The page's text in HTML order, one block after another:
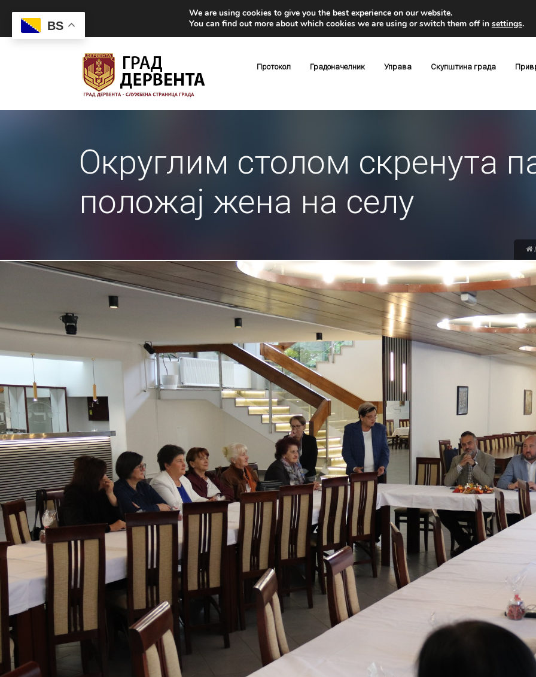
Протокол Градоначелник Управа Скупштина града
Округлим столом скренута
положај жена на селу
BS
We are using cookies to give you the best experience on our website.
You can find out more about which cookies we are using or switch them off in settings.